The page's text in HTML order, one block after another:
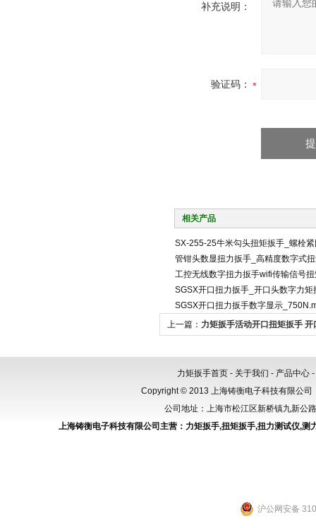
补充说明：
验证码：
相关产品
SX-255-25牛米勾头扭矩扳手_螺栓
管钳头数显扭力扳手_高精度数字式
工控无线数字扭力扳手wifi传输信号
SGSX开口扭力扳手_开口头数字力
SGSX开口扭力扳手数字显示
上一篇： 力矩扳手活动开口扭矩扳手
力矩扳手首页 - 关于我们 - 产品中心 -
Copyright © 2013 上海铸衡电子科技有限公
公司地址：上海市松江区新桥镇九新
上海铸衡电子科技有限公司主营： 力矩扳手,扭矩扳手,扭力测试仪,测
沪公网安备